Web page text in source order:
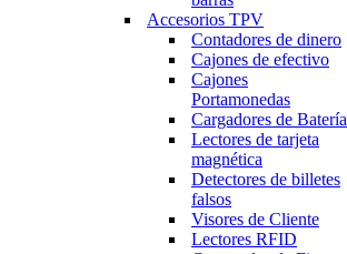
Accesorios TPV
Contadores de dinero
Cajones de efectivo
Cajones
Portamonedas
Cargadores de Batería
Lectores de tarjeta
magnética
Detectores de billetes
falsos
Visores de Cliente
Lectores RFID